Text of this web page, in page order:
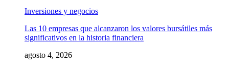
Inversiones y negocios
Las 10 empresas que alcanzaron los valores bursátiles más
significativos en la historia financiera
agosto 4, 2026